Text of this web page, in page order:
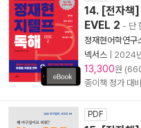
14. [전자책
EVEL 2 - 단
정재현어학연구
넥서스
2024
13,300원
종이책 정가 대비
PDF